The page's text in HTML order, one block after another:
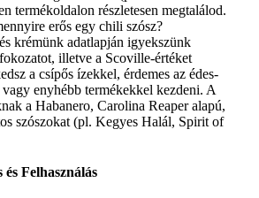
termékoldalon részletesen megtalálod.
erős egy chili szósz?
krémünk adatlapján igyekszünk
illetve a Scoville-értéket
a csípős ízekkel, érdemes az édes-
enyhébb termékekkel kezdeni. A
a Habanero, Carolina Reaper alapú,
szószokat (pl. Kegyes Halál, Spirit of
Felhasználás